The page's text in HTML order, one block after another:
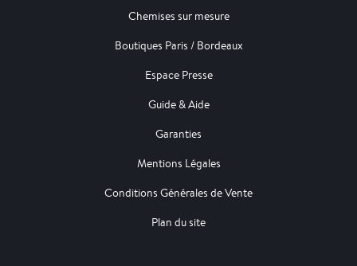
Chemises sur mesure
Boutiques Paris / Bordeaux
Espace Presse
Guide & Aide
Garanties
Mentions Légales
Conditions Générales de Vente
Plan du site